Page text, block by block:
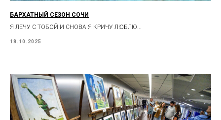
БАРХАТНЫЙ СЕЗОН СОЧИ
Я ЛЕЧУ С ТОБОЙ И СНОВА Я КРИЧУ ЛЮБЛЮ...
18.10.2025